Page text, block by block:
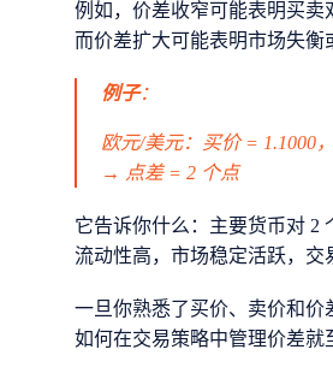
例如，价差收窄可能表明买卖
而价差扩大可能表明市场失衡
例子：
欧元/美元：买价 = 1.1000
→ 点差 = 2 个点
它告诉你什么：主要货币对 2
流动性高，市场稳定活跃，交
一旦你熟悉了买价、卖价和价
如何在交易策略中管理价差就